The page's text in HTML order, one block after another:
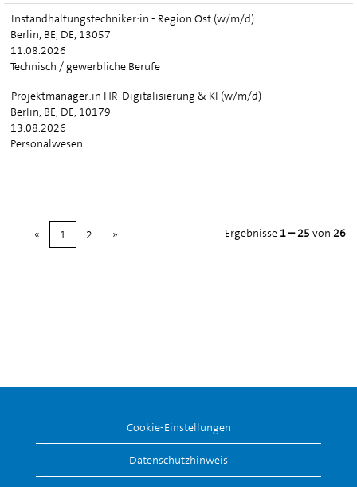
Instandhaltungstechniker:in - Region Ost (w/m/d)
Berlin, BE, DE, 13057
11.08.2026
Technisch / gewerbliche Berufe
Projektmanager:in HR-Digitalisierung & KI (w/m/d)
Berlin, BE, DE, 10179
13.08.2026
Personalwesen
Ergebnisse 1 – 25 von 26
« 1 2 »
Cookie-Einstellungen
Datenschutzhinweis